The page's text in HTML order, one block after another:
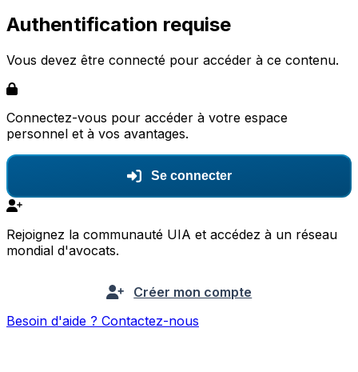
Authentification requise
Vous devez être connecté pour accéder à ce contenu.
Connectez-vous pour accéder à votre espace
personnel et à vos avantages.
Se connecter
Rejoignez la communauté UIA et accédez à un réseau
mondial d'avocats.
Créer mon compte
Besoin d'aide ? Contactez-nous